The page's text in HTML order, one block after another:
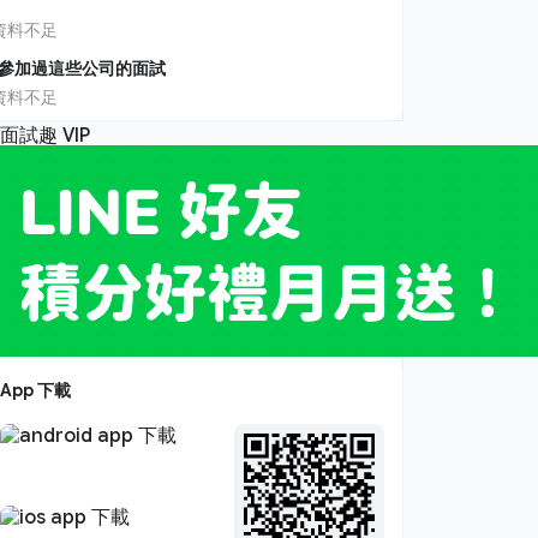
料不足
加過這些公司的面試
料不足
App 下載